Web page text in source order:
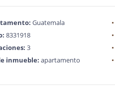
Guatemala
8331918
3
inmueble: apartamento